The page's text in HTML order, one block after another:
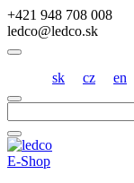
+421 948 708 008
ledco@ledco.sk
sk cz en
E-Shop